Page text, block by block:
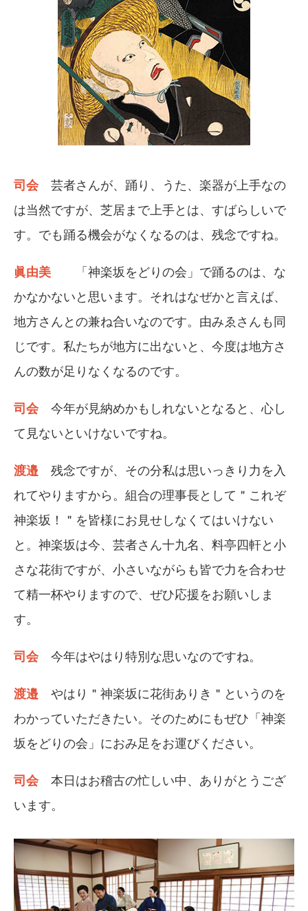
司会
芸者さんが、踊り、うた、楽器が上手なの
は当然ですが、芝居まで上手とは、すばらしいで
す。でも踊る機会がなくなるのは、残念ですね。
眞由美
「神楽坂をどりの会」で踊るのは、な
かなかないと思います。それはなぜかと言えば、
地方さんとの兼ね合いなのです。由みゑさんも同
じです。私たちが地方に出ないと、今度は地方さ
んの数が足りなくなるのです。
司会
今年が見納めかもしれないとなると、心し
て見ないといけないですね。
渡邉
残念ですが、その分私は思いっきり力を入
れてやりますから。組合の理事長として＂これぞ
神楽坂！＂を皆様にお見せしなくてはいけない
と。神楽坂は今、芸者さん十九名、料亭四軒と小
さな花街ですが、小さいながらも皆で力を合わせ
て精一杯やりますので、ぜひ応援をお願いしま
す。
司会 今年はやはり特別な思いなのですね。
渡邉
やはり＂神楽坂に花街ありき＂というのを
わかっていただきたい。そのためにもぜひ「神楽
坂をどりの会」におみ足をお運びください。
司会
本日はお稽古の忙しい中、ありがとうござ
います。